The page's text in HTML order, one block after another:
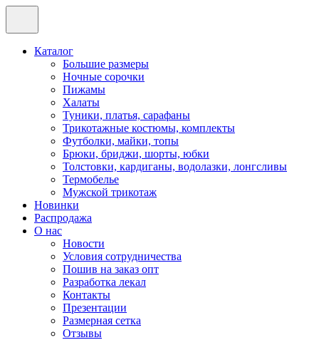
Каталог
Большие размеры
Ночные сорочки
Пижамы
Халаты
Туники, платья, сарафаны
Трикотажные костюмы, комплекты
Футболки, майки, топы
Брюки, бриджи, шорты, юбки
Толстовки, кардиганы, водолазки, лонгсливы
Термобелье
Мужской трикотаж
Новинки
Распродажа
О нас
Новости
Условия сотрудничества
Пошив на заказ опт
Разработка лекал
Контакты
Презентации
Размерная сетка
Отзывы